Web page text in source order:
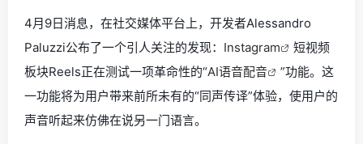
4月9日消息，在社交媒体平台上，开发者Alessandro
Paluzzi公布了一个引人关注的发现： Instagram
短视频
板块Reels正在测试一项革命性的“AI语音配音
”功能。这
一功能将为用户带来前所未有的“同声传译”体验，使用户的
声音听起来仿佛在说另一门语言。